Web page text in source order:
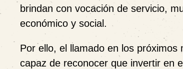
brindan con vocación de servicio,
económico y social.
Por ello, el llamado en los
capaz de reconocer que invertir en